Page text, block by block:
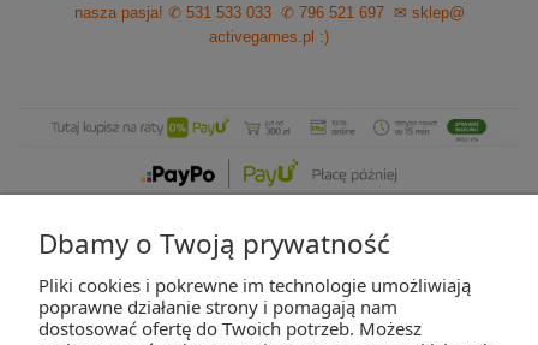
nasza pasja! ✆ 531 533 033 ✆ 796 521 697
✉ sklep@
activegames.pl :)
ZAKUPY
Dbamy o Twoją prywatność
Pliki cookies i pokrewne im technologie umożliwiają
poprawne działanie strony i pomagają nam
dostosować ofertę do Twoich potrzeb. Możesz